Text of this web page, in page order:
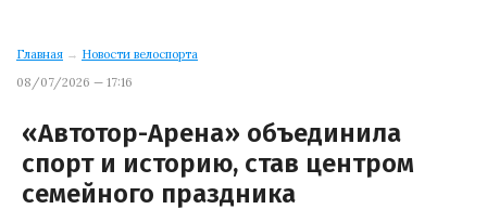
Главная → Новости велоспорта
08/07/2026 — 17:16
«Автотор-Арена» объединила
спорт и историю, став центром
семейного праздника